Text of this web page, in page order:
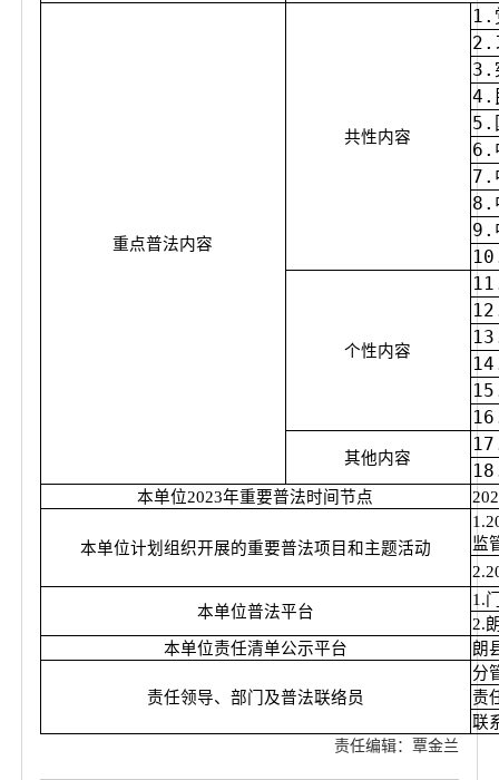
重点普法内容
共性内容
1.
2.
3.
4.
5.
6.
7.
8.
9.
个性内容
其他内容
本单位2023年重要普法时间节点
本单位计划组织开展的重要普法项目和主题活动
监
本单位普法平台
1.
2.
本单位责任清单公示平台
朗
责任领导、部门及普法联络员
分
责
联
责任编辑：覃金兰